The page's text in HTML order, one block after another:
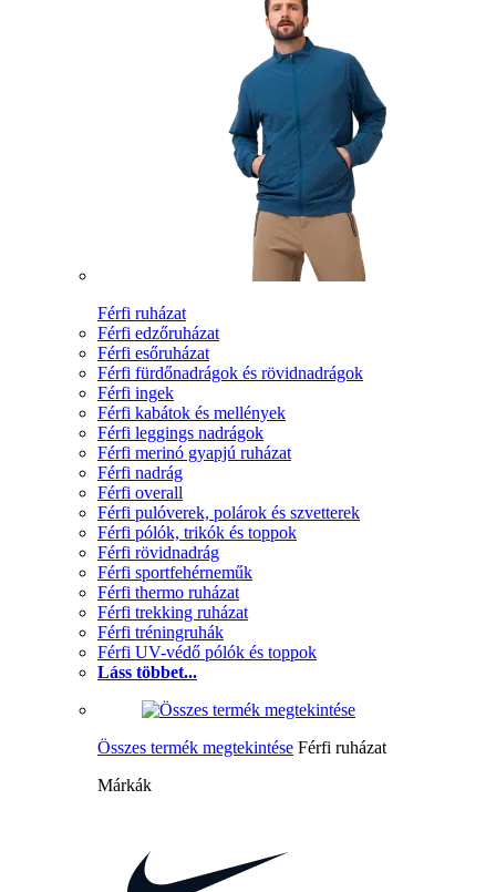
Férfi ruházat
Férfi edzőruházat
Férfi esőruházat
Férfi fürdőnadrágok és rövidnadrágok
Férfi ingek
Férfi kabátok és mellények
Férfi leggings nadrágok
Férfi merinó gyapjú ruházat
Férfi nadrág
Férfi overall
Férfi pulóverek, polárok és szvetterek
Férfi pólók, trikók és toppok
Férfi rövidnadrág
Férfi sportfehérneműk
Férfi thermo ruházat
Férfi trekking ruházat
Férfi tréningruhák
Férfi UV-védő pólók és toppok
Láss többet...
Összes termék megtekintése Férfi ruházat
Márkák